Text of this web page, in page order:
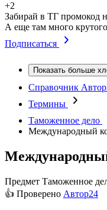
+2
Забирай в ТГ промокод
А еще там много
Подписаться
Показать больше
Справочник
Термины
Таможенное дело
Международный
Предмет Таможенное
👍 Проверено Автор24